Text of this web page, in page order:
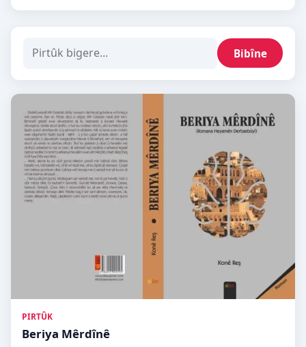
Bibîne
PIRTÛK
Beriya Mêrdînê